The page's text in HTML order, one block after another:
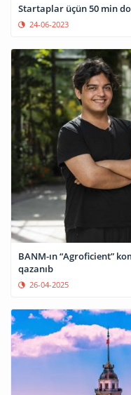
Startaplar üçün 50 min
24-06-2023
BANM-ın “Agroficient”
qazanıb
26-04-2025